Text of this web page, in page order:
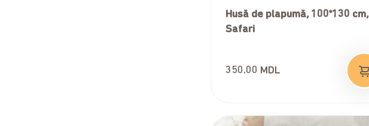
Husă de plapumă, 100*130 cm,
Safari
350.00 MDL